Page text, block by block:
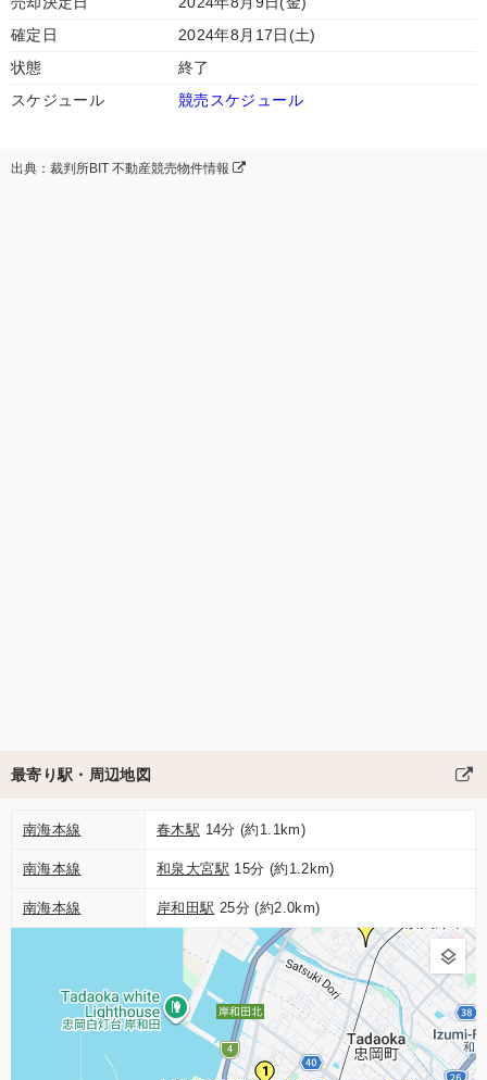
確定日
2024年8月17日(土)
状態
終了
スケジュール
競売スケジュール
出典：裁判所BIT 不動産競売物件情報
最寄り駅・周辺地図
南海本線 春木駅 14分 (約1.1km)
南海本線 和泉大宮駅 15分 (約1.2km)
南海本線 岸和田駅 25分 (約2.0km)
1